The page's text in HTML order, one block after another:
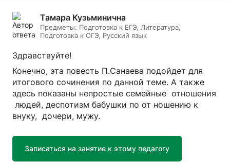
Тамара Кузьминична
Предметы: Подготовка к ЕГЭ, Литература,
Подготовка к ОГЭ, Русский язык
Здравствуйте!
Конечно, эта повесть П.Санаева подойдет для
итогового сочинения по данной теме. А также
здесь показаны непростые семейные отношения
людей, деспотизм бабушки по от ношению к
внуку, дочери, мужу.
Записаться на занятие к этому педагогу